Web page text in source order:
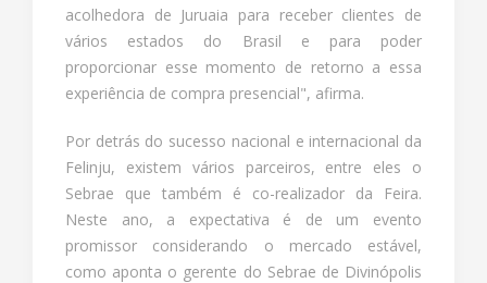
acolhedora de Juruaia para receber clientes de
vários estados do Brasil e para poder
proporcionar esse momento de retorno a essa
experiência de compra presencial", afirma.
Por detrás do sucesso nacional e internacional da
Felinju, existem vários parceiros, entre eles o
Sebrae que também é co-realizador da Feira.
Neste ano, a expectativa é de um evento
promissor considerando o mercado estável,
como aponta o gerente do Sebrae de Divinópolis